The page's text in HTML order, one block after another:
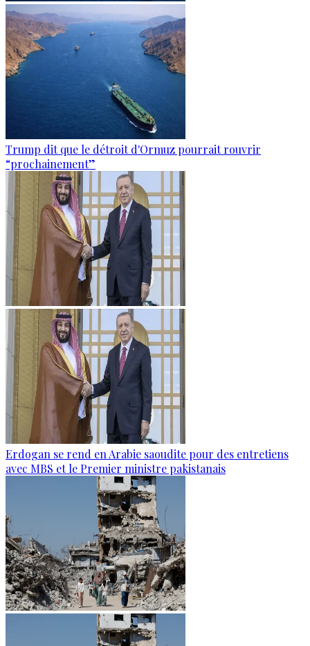
Trump dit que le détroit d'Ormuz pourrait rouvrir
“prochainement”
Erdogan se rend en Arabie saoudite pour des entretiens
avec MBS et le Premier ministre pakistanais